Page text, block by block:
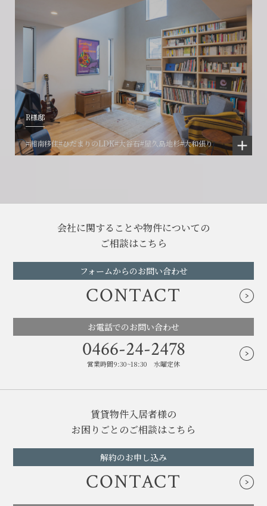
R様邸
#湘南移住#ひだまりのLDK#大谷石#屋久島地杉#大和張り
会社に関することや物件についての
ご相談はこちら
フォームからのお問い合わせ
CONTACT
お電話でのお問い合わせ
0466-24-2478
営業時間9:30~18:30 水曜定休
賃貸物件入居者様の
お困りごとのご相談はこちら
解約のお申し込み
CONTACT